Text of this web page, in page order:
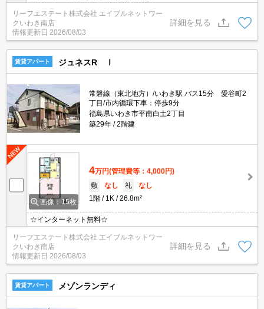
リーフエステート株式会社 エイブルネットワー
クいわき南店
情報更新日 2026/08/03
詳細を見る
賃貸アパート ジュネスR Ⅰ
常磐線（東北地方）/いわき駅 バス15分 愛谷町2
丁目/市内循環下車：停歩9分
福島県いわき市平南白土2丁目
築29年
2階建
画像：15枚
4万円(管理費等：4,000円)
敷
なし 礼
なし
1階
1K 26.8m²
☆インターネット無料☆
リーフエステート株式会社 エイブルネットワー
クいわき南店
情報更新日 2026/08/03
詳細を見る
賃貸アパート メゾンランディ